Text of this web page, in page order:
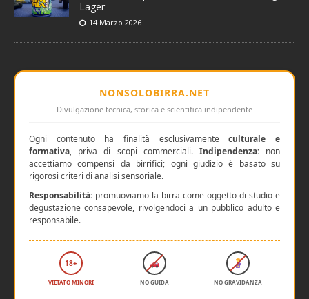
Lager
14 Marzo 2026
NONSOLOBIRRA.NET
Divulgazione tecnica, storica e scientifica indipendente
Ogni contenuto ha finalità esclusivamenteculturale e
formativa, priva di scopi commerciali. Indipendenza:non
accettiamo compensi da birrifici; ogni giudizio è basato su
rigorosi criteri di analisi sensoriale.
Responsabilità: promuoviamo la birra come oggetto di studio e
degustazione consapevole, rivolgendoci a un pubblico adulto e
responsabile.
18+
VIETATO MINORI NO GUIDA NO GRAVIDANZA